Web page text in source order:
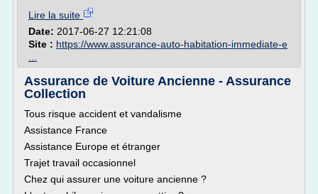
Lire la suite
Date: 2017-06-27 12:21:08
Site : https://www.assurance-auto-habitation-immediate-e
Assurance de Voiture Ancienne - Assurance
Collection
Tous risque accident et vandalisme
Assistance France
Assistance Europe et étranger
Trajet travail occasionnel
Chez qui assurer une voiture ancienne ?